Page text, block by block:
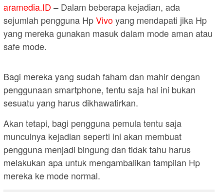
aramedia.ID – Dalam beberapa kejadian, ada
sejumlah pengguna HpVivoyang mendapati jika Hp
yang mereka gunakan masuk dalam mode aman atau
safe mode.
Bagi mereka yang sudah faham dan mahir dengan
penggunaan smartphone, tentu saja hal ini bukan
sesuatu yang harus dikhawatirkan.
Akan tetapi, bagi pengguna pemula tentu saja
munculnya kejadian seperti ini akan membuat
pengguna menjadi bingung dan tidak tahu harus
melakukan apa untuk mengambalikan tampilan Hp
mereka ke mode normal.